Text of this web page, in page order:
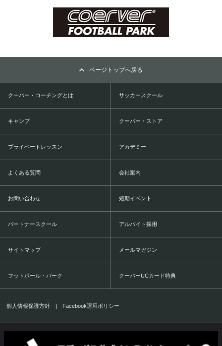
ページトップへ戻る
クーバー・コーチングとは サッカースクール
キャンプ クーバー・ストア
プライベートレッスン アカデミー
よくある質問 会社案内
お問い合わせ 短期イベント
パートナースクール アルバイト採用
サイトマップ メールマガジン
フットボール・パーク クーバーUCカード特典
個人情報保護方針 | Facebook運用ポリシー